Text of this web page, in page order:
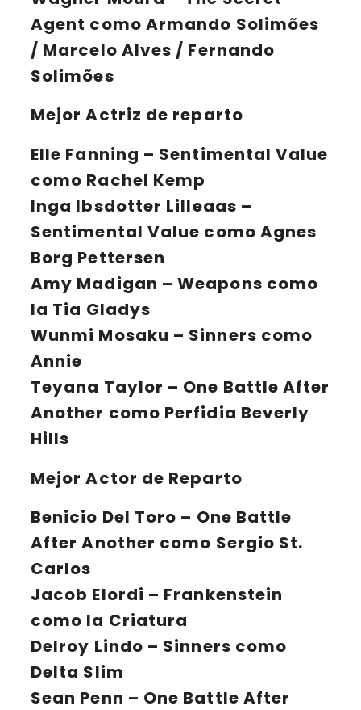
Agent como Armando Solimões
/ Marcelo Alves / Fernando
Solimões
Mejor Actriz de reparto
Elle Fanning – Sentimental Value
como Rachel Kemp
Inga Ibsdotter Lilleaas –
Sentimental Value como Agnes
Borg Pettersen
Amy Madigan – Weapons como
la Tia Gladys
Wunmi Mosaku – Sinners como
Annie
Teyana Taylor – One Battle After
Another como Perfidia Beverly
Hills
Mejor Actor de Reparto
Benicio Del Toro – One Battle
After Another como Sergio St.
Carlos
Jacob Elordi – Frankenstein
como la Criatura
Delroy Lindo – Sinners como
Delta Slim
Sean Penn – One Battle After